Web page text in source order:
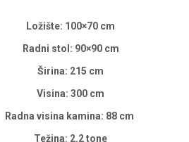
Ložište: 100×70 cm
Radni stol: 90×90 cm
Širina: 215 cm
Visina: 300 cm
Radna visina kamina: 88 cm
Težina: 2.2 tone